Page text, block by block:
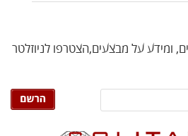
ומידע על מבצעים,הצטרפו לניוזלטר